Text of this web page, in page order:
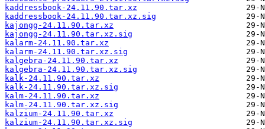
kaddressbook-24.11.90.tar.xz
kaddressbook-24.11.90.tar.xz.sig
kajongg-24.11.90.tar.xz
kajongg-24.11.90.tar.xz.sig
kalarm-24.11.90.tar.xz
kalarm-24.11.90.tar.xz.sig
kalgebra-24.11.90.tar.xz
kalgebra-24.11.90.tar.xz.sig
kalk-24.11.90.tar.xz
kalk-24.11.90.tar.xz.sig
kalm-24.11.90.tar.xz
kalm-24.11.90.tar.xz.sig
kalzium-24.11.90.tar.xz
kalzium-24.11.90.tar.xz.sig